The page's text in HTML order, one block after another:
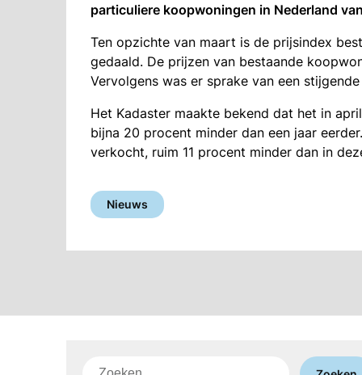
particuliere koopwoningen in Nederland
Ten opzichte van maart is de prijsindex
gedaald. De prijzen van bestaande
Vervolgens was er sprake van een
Het Kadaster maakte bekend dat het in
bijna 20 procent minder dan een jaar
verkocht, ruim 11 procent minder dan in
Nieuws
Zoeken